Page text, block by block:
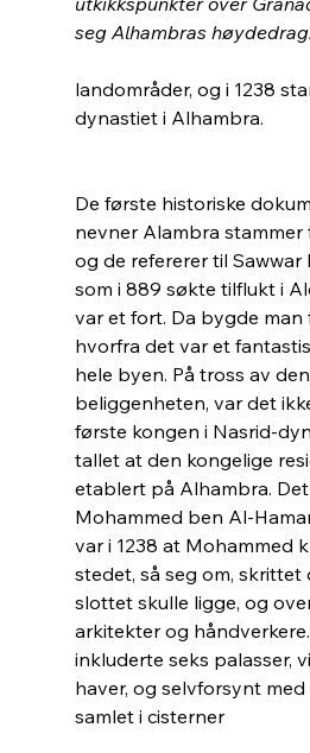
seg Alhambras høydedrag.
landområder, og i 1238
dynastiet i Alhambra.
De første historiske
nevner Alambra stammer
og de refererer til Sawwar
som i 889 søkte tilflukt i
var et fort. Da bygde
hvorfra det var et
hele byen. På tross av
beliggenheten, var det
første kongen i Nasrid-
tallet at den kongelige
etablert på Alhambra.
Mohammed ben Al-
var i 1238 at Mohammed
stedet, så seg om,
slottet skulle ligge, og
arkitekter og
inkluderte seks palasser,
haver, og selvforsynt
samlet i cisterner